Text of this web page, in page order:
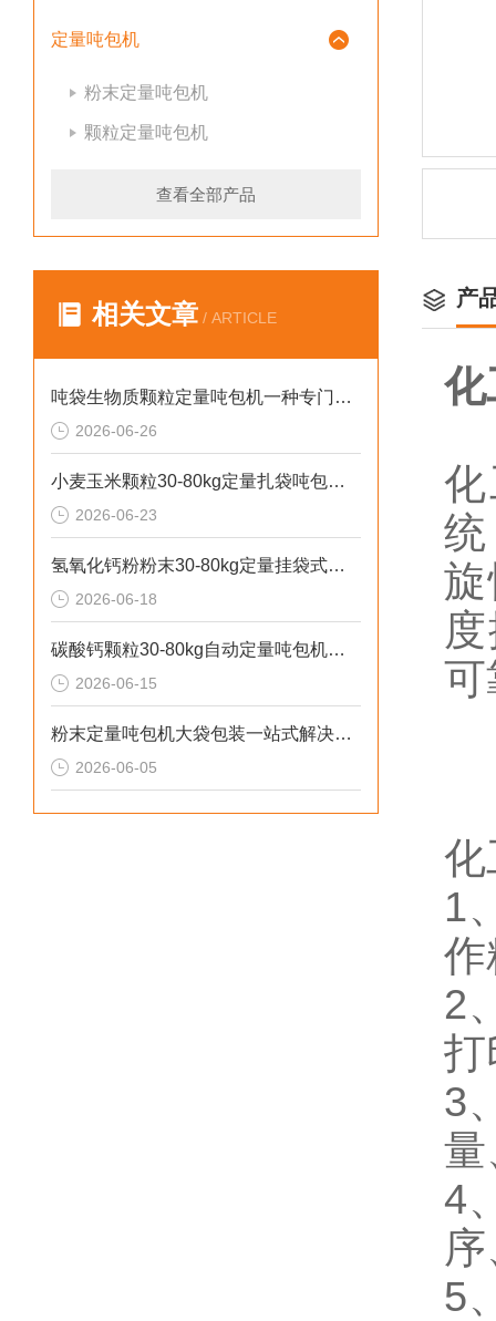
定量吨包机
粉末定量吨包机
颗粒定量吨包机
查看全部产品
相关文章 / ARTICLE
吨袋生物质颗粒定量吨包机一种专门用于吨袋设备
2026-06-26
小麦玉米颗粒30-80kg定量扎袋吨包机操作简单
2026-06-23
氢氧化钙粉粉末30-80kg定量挂袋式称重吨包机生产厂家
2026-06-18
碳酸钙颗粒30-80kg自动定量吨包机厂家直供
2026-06-15
粉末定量吨包机大袋包装一站式解决方案
2026-06-05
产
化
可
化
1
作
2
打
3
量
4
5